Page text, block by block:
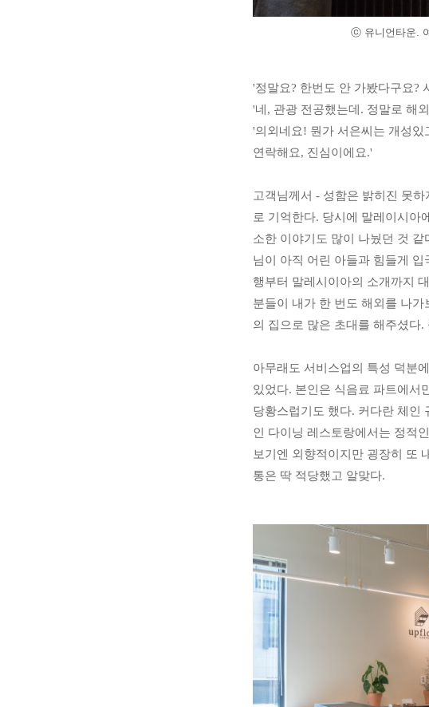
ⓒ 유니언타운.
'정말요? 한번도 안 가봤다구요?
'네, 관광 전공했는데. 정말로 해
'의외네요! 뭔가 서은씨는 개성있
연락해요, 진심이에요.'
고객님께서 - 성함은 밝히진 못
로 기억한다. 당시에 말레이시아
소한 이야기도 많이 나눴던 것
님이 아직 어린 아들과 힘들게
행부터 말레시이아의 소개까지
분들이 내가 한 번도 해외를 나
의 집으로 많은 초대를 해주셨다
아무래도 서비스업의 특성 덕분
있었다. 본인은 식음료 파트에서
당황스럽기도 했다. 커다란 체인
인 다이닝 레스토랑에서는 정적
보기엔 외향적이지만 굉장히 또
통은 딱 적당했고 알맞다.